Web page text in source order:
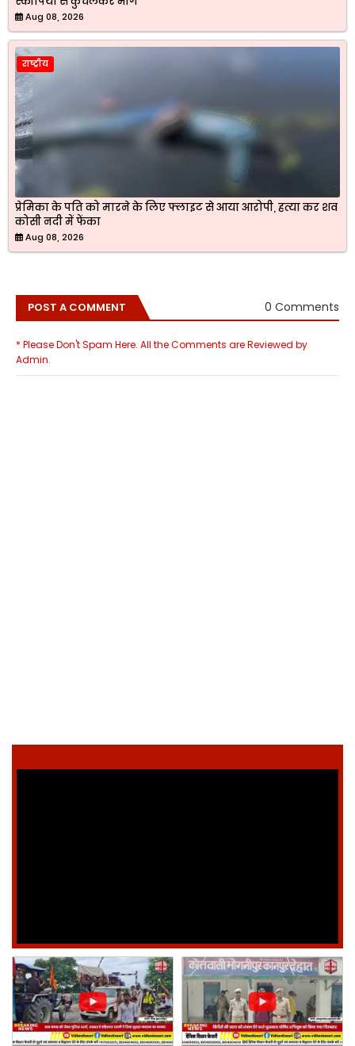
Aug 08, 2026
राष्ट्रीय
प्रेमिका के पति को मारने के लिए फ्लाइट से आया आरोपी, हत्या कर शव
कोसी नदी में फेंका
Aug 08, 2026
POST A COMMENT 0 Comments
* Please Don't Spam Here. All the Comments are Reviewed by
Admin.